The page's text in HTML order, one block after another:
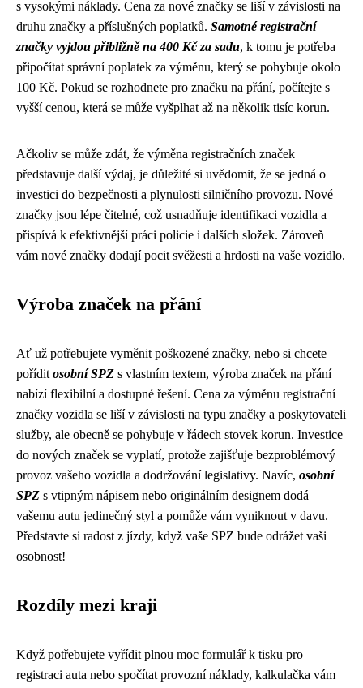
s vysokými náklady. Cena za nové značky se liší v závislosti na
druhu značky a příslušných poplatků. Samotné registrační
značky vyjdou přibližně na 400 Kč za sadu, k tomu je potřeba
připočítat správní poplatek za výměnu, který se pohybuje okolo
100 Kč. Pokud se rozhodnete pro značku na přání, počítejte s
vyšší cenou, která se může vyšplhat až na několik tisíc korun.
Ačkoliv se může zdát, že výměna registračních značek
představuje další výdaj, je důležité si uvědomit, že se jedná o
investici do bezpečnosti a plynulosti silničního provozu. Nové
značky jsou lépe čitelné, což usnadňuje identifikaci vozidla a
přispívá k efektivnější práci policie i dalších složek. Zároveň
vám nové značky dodají pocit svěžesti a hrdosti na vaše vozidlo.
Výroba značek na přání
Ať už potřebujete vyměnit poškozené značky, nebo si chcete
pořídit osobní SPZ s vlastním textem, výroba značek na přání
nabízí flexibilní a dostupné řešení. Cena za výměnu registrační
značky vozidla se liší v závislosti na typu značky a poskytovateli
služby, ale obecně se pohybuje v řádech stovek korun. Investice
do nových značek se vyplatí, protože zajišťuje bezproblémový
provoz vašeho vozidla a dodržování legislativy. Navíc, osobní
SPZ s vtipným nápisem nebo originálním designem dodá
vašemu autu jedinečný styl a pomůže vám vyniknout v davu.
Představte si radost z jízdy, když vaše SPZ bude odrážet vaši
osobnost!
Rozdíly mezi kraji
Když potřebujete vyřídit plnou moc formulář k tisku pro
registraci auta nebo spočítat provozní náklady, kalkulačka vám